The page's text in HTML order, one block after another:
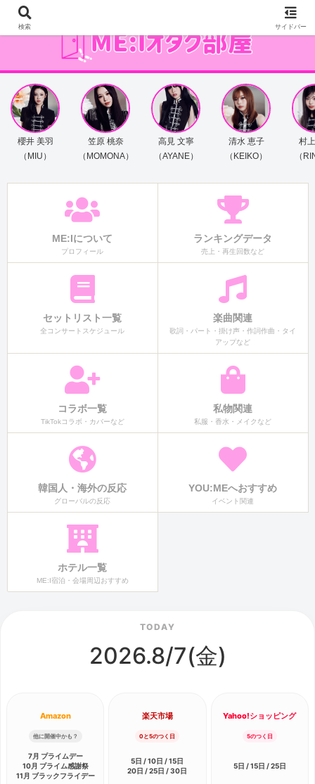
櫻井 美羽
（MIU）
笠原 桃奈
（MOMONA）
高見 文寧
（AYANE）
清水 恵子
（KEIKO）
村
（
ME:Iについて
プロフィール
ランキングデータ
売上・再生回数など
セットリスト一覧
全コンサートスケジュール
楽曲関連
歌詞・パート・掛け声・作詞作曲・タイ
アップなど
コラボ一覧
TikTokコラボ・カバーなど
私物関連
私服・香水・メイクなど
韓国人・海外の反応
グローバルの反応
YOU:MEへおすすめ
イベント関連
ホテル一覧
ME:I宿泊・会場周辺おすすめ
TODAY
2026.8/7(金)
Amazon
他に開催中かも？
7月 プライムデー
10月 プライム感謝祭
11月 ブラックフライデー
楽天市場
0と5のつく日
5日 / 10日 / 15日
20日 / 25日 / 30日
Yahoo!ショッピング
5のつく日
5日 / 15日 / 25日
検索 サイドバー